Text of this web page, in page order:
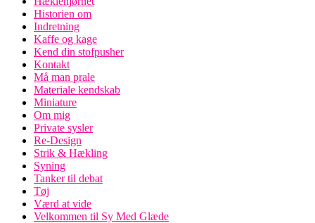
Historien om
Indretning
Kaffe og kage
Kend din stofpusher
Kontakt
Må man prale
Materiale kendskab
Miniature
Om mig
Private sysler
Re-Design
Strik & Hækling
Syning
Tanker til debat
Tøj
Værd at vide
Velkommen til Sy Med Glæde